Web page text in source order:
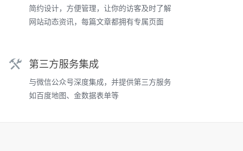
简约设计，方便管理，让你的访客及时了解
网站动态资讯，每篇文章都拥有专属页面
第三方服务集成
与微信公众号深度集成，并提供第三方服务
如百度地图、金数据表单等